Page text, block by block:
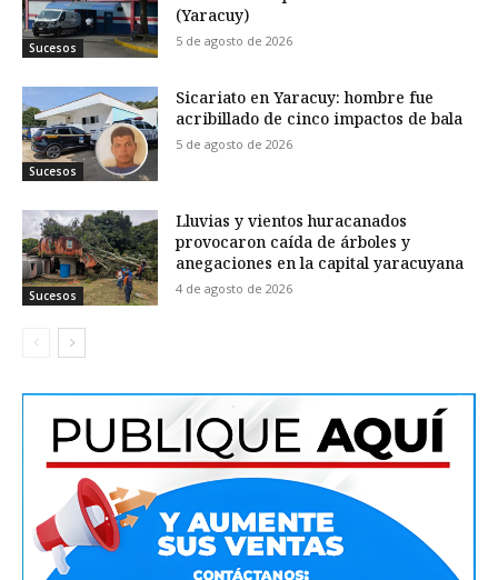
Sucesos
(Yaracuy)
5 de agosto de 2026
Sucesos
Sicariato en Yaracuy: hombre fue
acribillado de cinco impactos de bala
5 de agosto de 2026
Sucesos
Lluvias y vientos huracanados
provocaron caída de árboles y
anegaciones en la capital yaracuyana
4 de agosto de 2026